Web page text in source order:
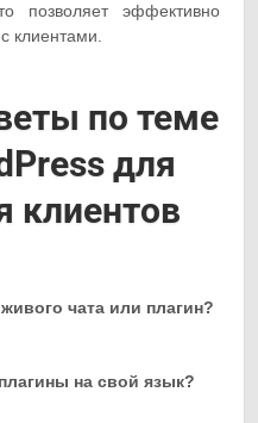
позволяет эффективно
клиентами.
по теме
для
клиентов
чата или плагин?
на свой язык?